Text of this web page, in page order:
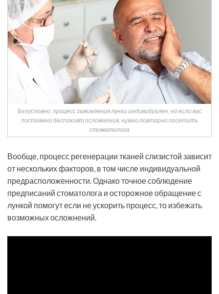
Безусловно, процесс заживления лунки индивидуален, но если вас
постоянно беспокоят осложнения, нужно повторно посетить
стоматолога
Вообще, процесс регенерации тканей слизистой зависит
от нескольких факторов, в том числе индивидуальной
предрасположенности. Однако точное соблюдение
предписаний стоматолога и осторожное обращение с
лункой помогут если не ускорить процесс, то избежать
возможных осложнений.